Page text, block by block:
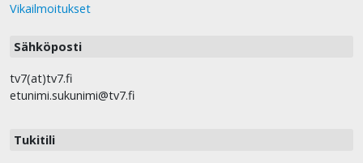
Vikailmoitukset
Sähköposti
tv7(at)tv7.fi
etunimi.sukunimi@tv7.fi
Tukitili